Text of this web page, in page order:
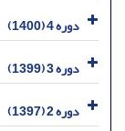
دوره 4 (1400)
دوره 3 (1399)
دوره 2 (1397)